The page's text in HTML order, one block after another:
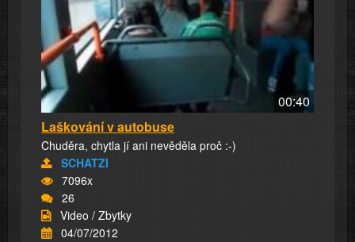
00:40
Laškování v autobuse
Chuděra, chytla jí ani nevěděla proč :-)
SCHATZI
7096x
26
Video / Zbytky
04/07/2012